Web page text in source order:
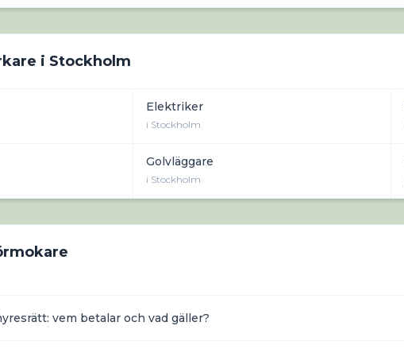
i Stockholm
Elektriker
i Stockholm
Golvläggare
i Stockholm
vem betalar och vad gäller?